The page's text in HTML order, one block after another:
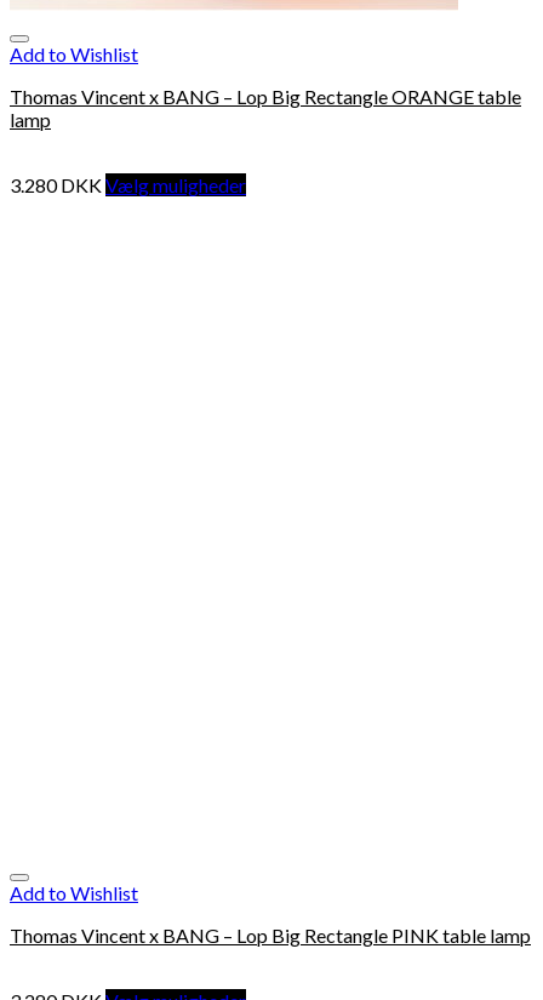
Add to Wishlist
Thomas Vincent x BANG – Lop Big Rectangle ORANGE table
lamp
3.280DKKVælg muligheder
Add to Wishlist
Thomas Vincent x BANG – Lop Big Rectangle PINK table lamp